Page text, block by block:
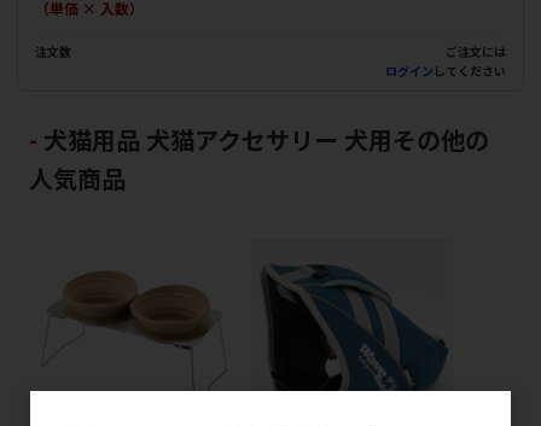
（単価 × 入数）
注文数
ご注文には
ログイン してください
犬猫用品 犬猫アクセサリー 犬用その他の
人気商品